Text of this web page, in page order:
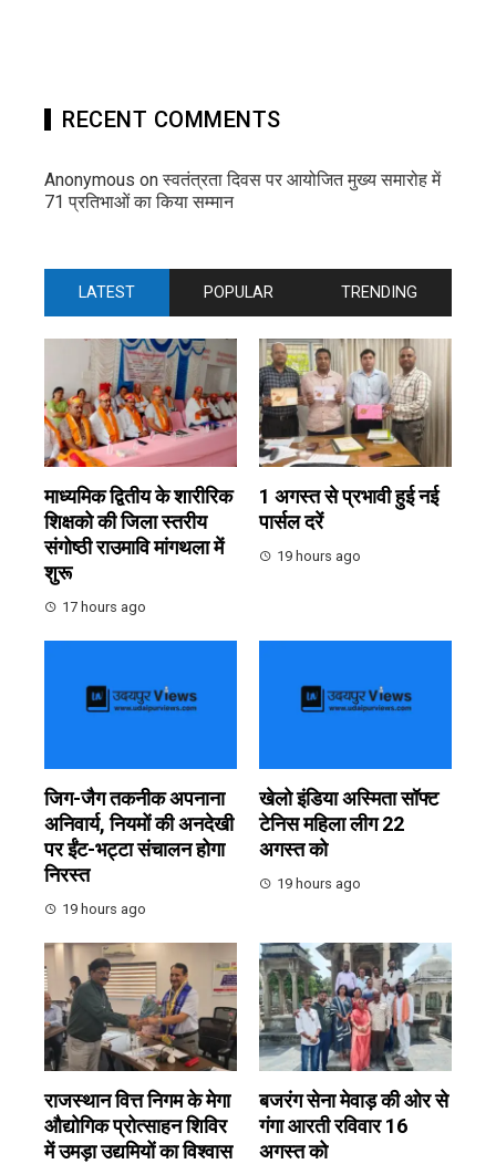
RECENT COMMENTS
Anonymous onस्वतंत्रता दिवस पर आयोजित मुख्य समारोह में
71 प्रतिभाओं का किया सम्मान
LATEST POPULAR TRENDING
माध्यमिक द्वितीय के शारीरिक
शिक्षको की जिला स्तरीय
संगोष्ठी राउमावि मांगथला में
शुरू
17 hours ago
1 अगस्त से प्रभावी हुई नई
पार्सल दरें
19 hours ago
जिग-जैग तकनीक अपनाना
अनिवार्य, नियमों की अनदेखी
पर ईंट-भट्टा संचालन होगा
निरस्त
19 hours ago
खेलो इंडिया अस्मिता सॉफ्ट
टेनिस महिला लीग 22
अगस्त को
19 hours ago
राजस्थान वित्त निगम के मेगा
औद्योगिक प्रोत्साहन शिविर
में उमड़ा उद्यमियों का विश्वास
बजरंग सेना मेवाड़ की ओर से
गंगा आरती रविवार 16
अगस्त को